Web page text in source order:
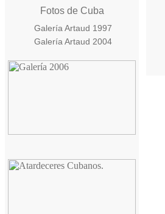
Fotos de Cuba
Galería Artaud 1997
Galería Artaud 2004